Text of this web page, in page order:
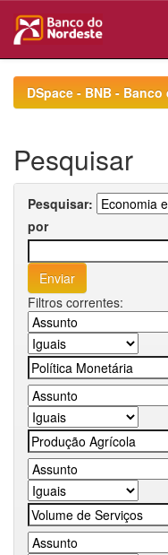
navigationDSpace - BNB -
Pesquisar
Pesquisar:
por
Filtros correntes: